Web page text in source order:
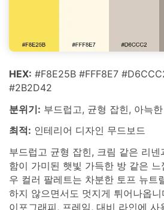
HEX: #F8E25B #FFF8E7
#2B2D42
분위기: 부드럽고, 균형 잡힌, 아늑
최적: 인테리어 디자인 무드보드
부드럽고 균형 잡힌, 크림 같은 리
함이 가미된 햇빛 가득한 방 같은
우 컬러 팔레트는 차분한 토프 뉴트
하지 않으면서도 멋지게 튀어나옵
이포그래피, 프레임, 대비 라인에 사